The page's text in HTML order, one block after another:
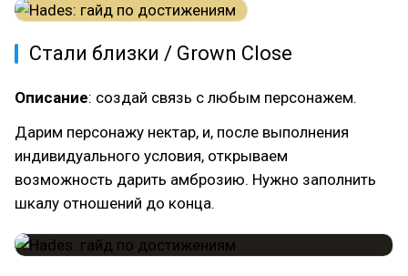
Стали близки / Grown Close
Описание: создай связь с любым персонажем.
Дарим персонажу нектар, и, после выполнения
индивидуального условия, открываем
возможность дарить амброзию. Нужно заполнить
шкалу отношений до конца.